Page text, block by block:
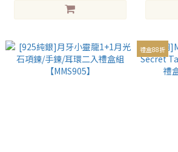
禮盒88折